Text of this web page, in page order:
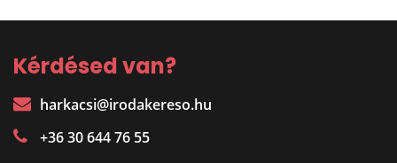
Kérdésed van?
harkacsi@irodakereso.hu
+36 30 644 76 55